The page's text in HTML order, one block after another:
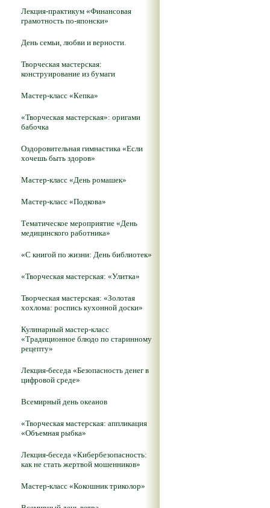
Лекция-практикум «Финансовая
грамотность по-японски»
День семьи, любви и верности.
Творческая мастерская:
конструирование из бумаги
Мастер-класс «Кепка»
«Творческая мастерская»: оригами
бабочка
Оздоровительная гимнастика «Если
хочешь быть здоров»
Мастер-класс «День ромашек»
Мастер-класс «Подкова»
Тематическое мероприятие «День
медицинского работника»
«С книгой по жизни: День библиотек»
«Творческая мастерская: «Улитка»
Творческая мастерская: «Золотая
хохлома: роспись кухонной доски»
Кулинарный мастер-класс
«Традиционное блюдо по старинному
рецепту»
Лекция-беседа «Безопасность денег в
цифровой среде»
Всемирный день океанов
«Творческая мастерская: аппликация
«Объемная рыбка»
Лекция-беседа «Кибербезопасность:
как не стать жертвой мошенников»
Мастер-класс «Кокошник триколор»